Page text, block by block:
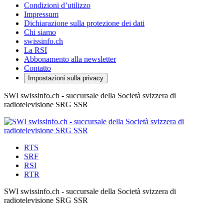
Condizioni d’utilizzo
Impressum
Dichiarazione sulla protezione dei dati
Chi siamo
swissinfo.ch
La RSI
Abbonamento alla newsletter
Contatto
Impostazioni sulla privacy
SWI swissinfo.ch - succursale della Società svizzera di
radiotelevisione SRG SSR
RTS
SRF
RSI
RTR
SWI swissinfo.ch - succursale della Società svizzera di
radiotelevisione SRG SSR